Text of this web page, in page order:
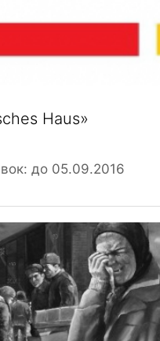
Haus»
до 05.09.2016